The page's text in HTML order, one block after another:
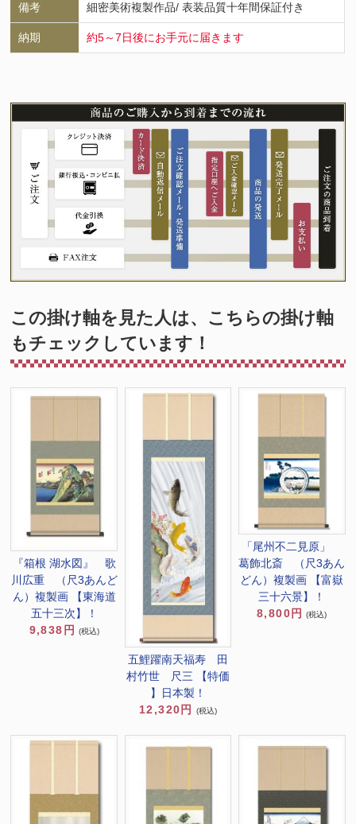
備考 細密美術複製作品/ 表装品質十年間保証付き
納期 約5～7日後にお手元に届きます
この掛け軸を見た人は、こちらの掛け軸
もチェックしています！
『箱根 湖水図』 歌
川広重 （尺3あんど
ん）複製画 【東海道
五十三次】！
9,838円
(税込)
五鯉躍南天福寿 田
村竹世 尺三 【特価
】日本製！
12,320円
(税込)
「尾州不二見原」
葛飾北斎 （尺3あん
どん）複製画 【富嶽
三十六景】！
8,800円
(税込)